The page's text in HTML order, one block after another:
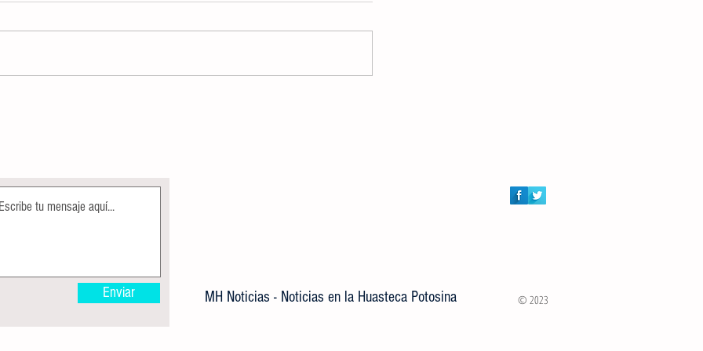
Enviar MH Noticias - Noticias en la Huasteca Potosina © 2023